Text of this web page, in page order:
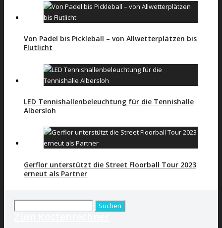
Von Padel bis Pickleball – von Allwetterplätzen bis
Flutlicht
LED Tennishallenbeleuchtung für die Tennishalle
Albersloh
Gerflor unterstützt die Street Floorball Tour 2023
erneut als Partner